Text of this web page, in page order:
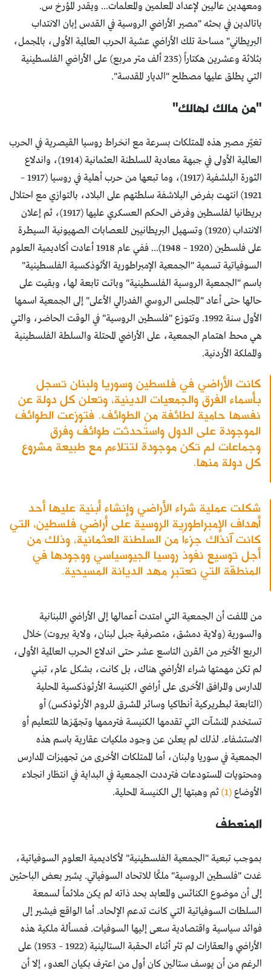
ومعهدين عاليين لإعداد المعلمين والمعلمات... ويقدر المؤرخ س.
باتالدين في بحثه "مصير الأراضي الروسية في القدس إبان الانتداب
البريطاني" مساحة تلك الأراضي عشية الحرب العالمية الأولى، بالمجمل،
بثلاثة وعشرين هكتاراً (235 ألف متر مربع) على الأراضي الفلسطينية
التي يطلق عليها مصطلح "الديار المقدسة".
"من مالك لهالك"
تغيّر مصير هذه الممتلكات بسرعة مع انخراط روسيا القيصرية في الحرب
العالمية الأولى في جبهة معادية للسلطنة العثمانية (1914)، واندلاع
الثورة البلشفية (1917)، وما تبعها من حرب أهلية في روسيا (1917 –
1921) انتهت بفرض البلاشفة سلطتهم على البلاد، بالتوازي مع احتلال
بريطانيا لفلسطين وفرض الحكم العسكري عليها (1917)، ثم إعلان
الانتداب (1920) وتسهيل البريطانيين للعصابات الصهيونية السيطرة
على فلسطين (1920 – 1948)... ففي عام 1918 أعادت أكاديمية العلوم
السوفياتية تسمية "الجمعية الإمبراطورية الأثوذكسية الفلسطينية"
باسم "الجمعية الروسية الفلسطينية" وباتت تابعة لها، وبقيت على
حالها حتى أعاد "المجلس الروسي الفدرالي الأعلى" إلى الجمعية اسمها
الأول سنة 1992. وتتوزع "فلسطين الروسية" في الوقت الحاضر، والتي
هي محط اهتمام الجمعية، على الأراضي المحتلة والسلطة الفلسطينية
والمملكة الأردنية.
كانت الأراضي في فلسطين وسوريا ولبنان تسجل
بأسماء الفرق والجمعيات الدينية، وتعلن كل دولة عن
نفسها حامية لطائفة من الطوائف. فتوزعت الطوائف
الموجودة على الدول واستُحدثت طوائف وفرق
وجماعات لم تكن موجودة لتتلاءم مع طبيعة مشروع
كل دولة منها.
شكلت عملية شراء الأراضي وإنشاء أبنية عليها أحد
أهداف الإمبراطورية الروسية على أراضي فلسطين، التي
كانت آنذاك جزءاً من السلطنة العثمانية، وذلك من
أجل توسيع نفوذ روسيا الجيوسياسي ووجودها في
المنطقة التي تعتبر مهد الديانة المسيحية.
من الملفت أن الجمعية التي امتدت أعمالها إلى الأراضي اللبنانية
والسورية (ولاية دمشق، متصرفية جبل لبنان، ولاية بيروت) خلال
الربع الأخير من القرن التاسع عشر حتى اندلاع الحرب العالمية الأولى،
لم تكن مهمتها شراء الأراضي هناك، بل كانت، بشكل عام، تبني
المدارس والمرافق الأخرى على أراضي الكنيسة الأرثوذكسية المحلية
(التابعة لبطريركية أنطاكيا وسائر المشرق للروم الأرثوذكس) أو
تستخدم المنشآت التي تقدمها الكنيسة فترممها وتجهّزها للتعليم أو
الاستشفاء. لذلك لم يعلن عن وجود ملكيات عقارية باسم هذه
الجمعية في سوريا ولبنان، أما الممتلكات الأخرى من تجهيزات المدارس
ومحتويات المستودعات فترددت الجمعية في البداية في انتظار انجلاء
الأوضاع(1) ثم وهبتها إلى الكنيسة المحلية.
المنعطف
بموجب تبعية "الجمعية الفلسطينية" لأكاديمية العلوم السوفياتية،
غدت "فلسطين الروسية" ملكًا للاتحاد السوفياتي. يشير بعض الباحثين
إلى أن موضوع الكنائس والمعابد بحد ذاته لم يكن ملائماً لسمعة
السلطات السوفياتية التي كانت تدعم الإلحاد. أما الواقع فيشير إلى
فوائد سياسية واقتصادية سعى إليها السوفيات. فمسألة ملكية هذه
الأراضي والعقارات لم تثر أثناء الحقبة الستالينية (1922 – 1953) على
الرغم من أن يوسف ستالين كان أول من اعترف بكيان العدو، إلا أن